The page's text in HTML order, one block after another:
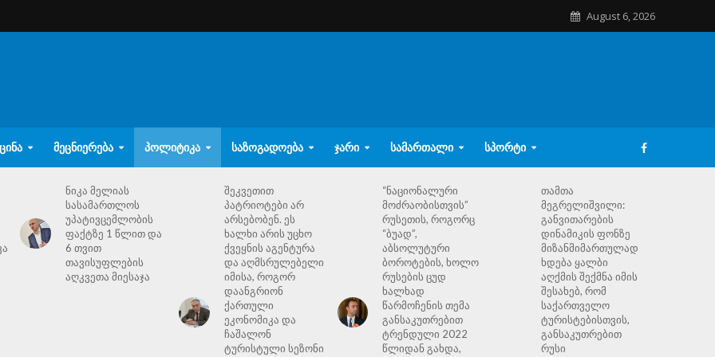
August 6, 2026
ᲛᲔᲪᲜᲘᲔᲠᲔᲑᲐ ᲞᲝᲚᲘᲢᲘᲙᲐ ᲡᲐᲖᲝᲒᲐᲓᲝᲔᲑᲐ ᲯᲐᲠᲘ ᲡᲐᲛᲐᲠᲗᲐᲚᲘ ᲡᲞᲝᲠᲢᲘ
ნიკა მელიას
სასამართლოს
უპატივცემლობის
ფაქტზე 1 წლით და
6 თვით
თავისუფლების
აღკვეთა მიესაჯა
შეკვეთით
პატრიოტები არ
არსებობენ. ეს
ხალხი არის უცხო
ქვეყნის აგენტურა
და აღმსრულებელი
იმისა, როგორ
დაანგრიონ
ქართული
ეკონომიკა და
ჩაშალონ
ტურისტული სეზონი
“ნაციონალური
მოძრაობისთვის”
რუსეთის, როგორც
“ბუად”,
აბსოლუტური
ბოროტების, ხოლო
რუსების ცუდ
ხალხად
წარმოჩენის თემა
განსაკუთრებით
ტრენდული 2022
წლიდან გახდა,
თამთა
მეგრელიშვილი:
განვითარების
დინამიკის ფონზე
მიზანმიმართულად
ხდება ყალბი
აღქმის შექმნა იმის
შესახებ, რომ
საქართველო
ტურისტებისთვის,
განსაკუთრებით
რუსი